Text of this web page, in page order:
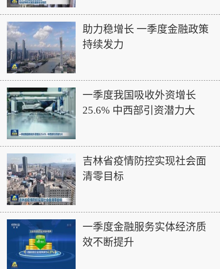
助力稳增长 一季度金融政策
持续发力
一季度我国吸收外资增长
25.6% 中西部引资潜力大
吉林省疫情防控实现社会面
清零目标
一季度金融服务实体经济质
效不断提升